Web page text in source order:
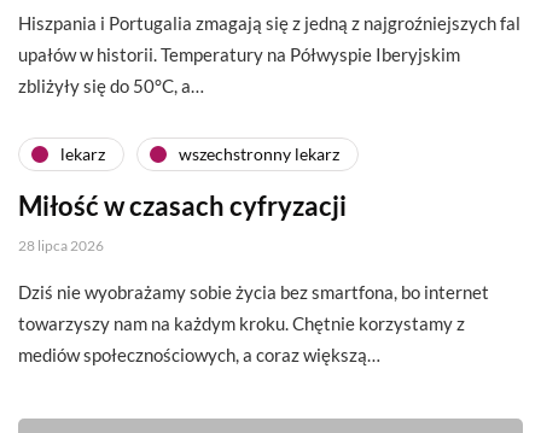
Hiszpania i Portugalia zmagają się z jedną z najgroźniejszych fal
upałów w historii. Temperatury na Półwyspie Iberyjskim
zbliżyły się do 50°C, a…
lekarz wszechstronny lekarz
Miłość w czasach cyfryzacji
28 lipca 2026
Dziś nie wyobrażamy sobie życia bez smartfona, bo internet
towarzyszy nam na każdym kroku. Chętnie korzystamy z
mediów społecznościowych, a coraz większą…